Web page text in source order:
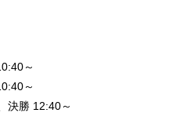
～
～
決勝 12:40～